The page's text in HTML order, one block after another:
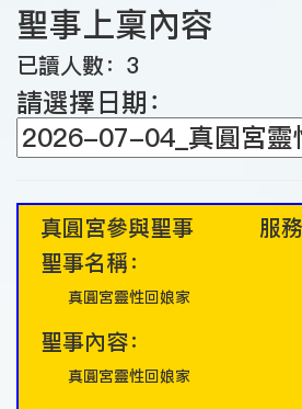
聖事上稟內容
已讀人數：3
請選擇日期：
真圓宮參與聖事 服務
聖事名稱：
真圓宮靈性回娘家
聖事內容：
真圓宮靈性回娘家